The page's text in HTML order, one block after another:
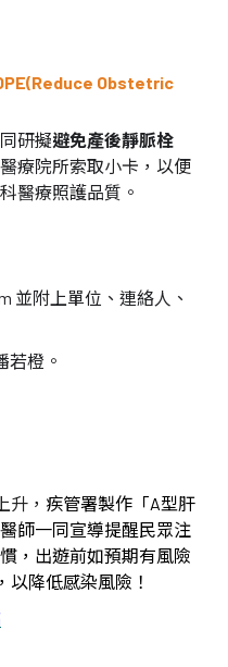
(Reduce Obstetric
研擬避免產後靜脈栓
醫療院所索取小卡，以便
醫療照護品質。
並附上單位、連絡人、
若橙。
升， 疾管署製作「A型肝
師一同宣導提醒民眾注
，出遊前如預期有風險
以降低感染風險 ！